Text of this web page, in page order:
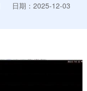
日期：2025-12-03